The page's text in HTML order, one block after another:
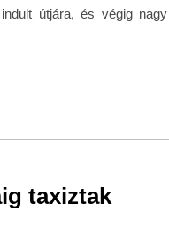
útjára, és végig nagy
taxiztak